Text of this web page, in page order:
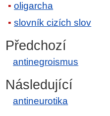
oligarcha
slovník cizích slov
Předchozí
antinegroismus
Následující
antineurotika